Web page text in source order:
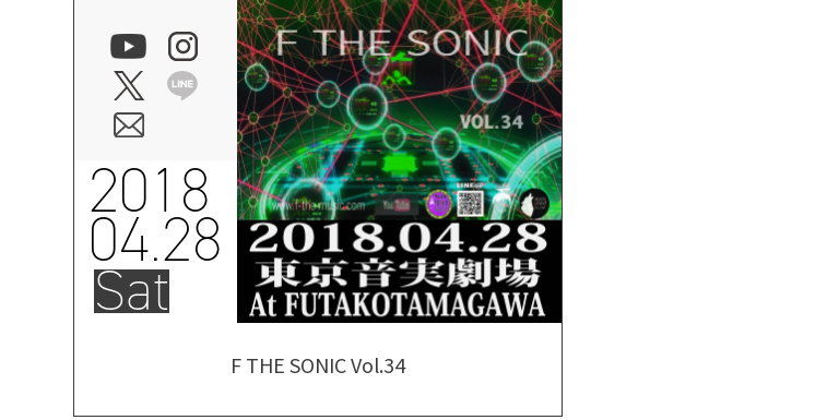
2018
04.28
Sat
F THE SONIC Vol.34